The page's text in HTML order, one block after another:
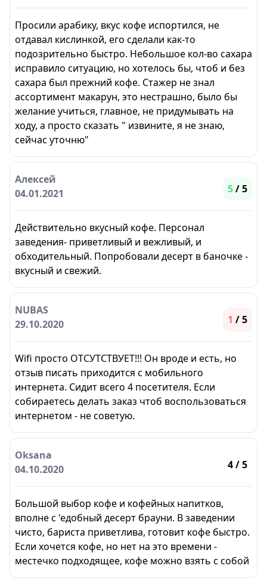
Просили арабику, вкус кофе испортился, не
отдавал кислинкой, его сделали как-то
подозрительно быстро. Небольшое кол-во сахара
исправило ситуацию, но хотелось бы, чтоб и без
сахара был прежний кофе. Стажер не знал
ассортимент макарун, это нестрашно, было бы
желание учиться, главное, не придумывать на
ходу, а просто сказать " извините, я не знаю,
сейчас уточню"
Алексей
04.01.2021
5/ 5
Действительно вкусный кофе. Персонал
заведения- приветливый и вежливый, и
обходительный. Попробовали десерт в баночке -
вкусный и свежий.
NUBAS
29.10.2020
1 / 5
Wifi просто ОТСУТСТВУЕТ!!! Он вроде и есть, но
отзыв писать приходится с мобильного
интернета. Сидит всего 4 посетителя. Если
собираетесь делать заказ чтоб воспользоваться
интернетом - не советую.
Oksana
04.10.2020
4/ 5
Большой выбор кофе и кофейных напитков,
вполне с 'едобный десерт брауни. В заведении
чисто, бариста приветлива, готовит кофе быстро.
Если хочется кофе, но нет на это времени -
местечко подходящее, кофе можно взять с собой